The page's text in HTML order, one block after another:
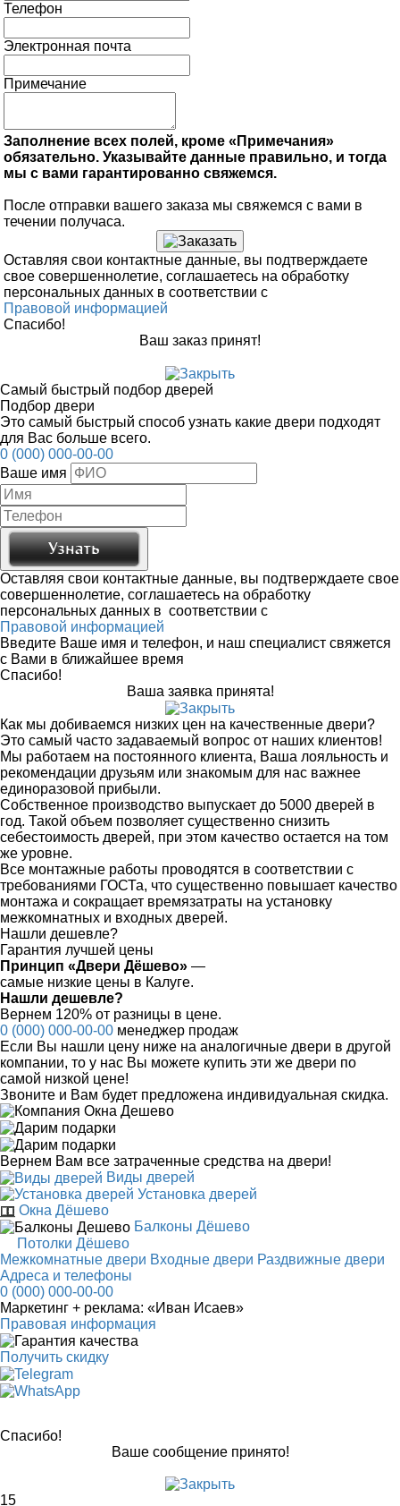
Телефон
Электронная почта
Примечание
Заполнение всех полей, кроме «Примечания»
обязательно. Указывайте данные правильно, и тогда
мы с вами гарантированно свяжемся.
После отправки вашего заказа мы свяжемся с вами в
течении получаса.
Оставляя свои контактные данные, вы подтверждаете
свое совершеннолетие, соглашаетесь на обработку
персональных данных в соответствии с
Правовой информацией
Спасибо!
Ваш заказ принят!
Самый быстрый подбор дверей
Подбор двери
Это самый быстрый способ узнать какие двери подходят
для Вас больше всего.
0 (000) 000-00-00
Ваше имя
Оставляя свои контактные данные, вы подтверждаете свое
совершеннолетие, соглашаетесь на обработку
персональных данных в соответствии с
Правовой информацией
Введите Ваше имя и телефон, и наш специалист свяжется
с Вами в ближайшее время
Спасибо!
Ваша заявка принята!
Как мы добиваемся низких цен на качественные двери?
Это самый часто задаваемый вопрос от наших клиентов!
Мы работаем на постоянного клиента, Ваша лояльность и
рекомендации друзьям или знакомым для нас важнее
единоразовой прибыли.
Собственное производство выпускает до 5000 дверей в
год. Такой объем позволяет существенно снизить
себестоимость дверей, при этом качество остается на том
же уровне.
Все монтажные работы проводятся в соответствии с
требованиями ГОСТа, что существенно повышает качество
монтажа и сокращает времязатраты на установку
межкомнатных и входных дверей.
Нашли дешевле?
Гарантия лучшей цены
Принцип «Двери Дёшево» —
самые низкие цены в Калуге.
Нашли дешевле?
Вернем 120% от разницы в цене.
0 (000) 000-00-00 менеджер продаж
Если Вы нашли цену ниже на аналогичные двери в другой
компании, то у нас Вы можете купить эти же двери по
самой низкой цене!
Звоните и Вам будет предложена индивидуальная скидка.
Вернем Вам все затраченные средства на двери!
Виды дверей
Установка дверей
Окна Дёшево
Балконы Дёшево
Потолки Дёшево
Межкомнатные двери Входные двери Раздвижные двери
Адреса и телефоны
0 (000) 000-00-00
Маркетинг + реклама: «Иван Исаев»
Правовая информация
Получить скидку
Спасибо!
Ваше сообщение принято!
15